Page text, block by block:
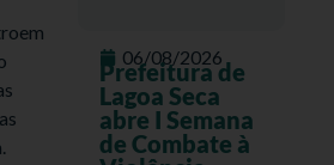
06/08/2026
Prefeitura de
Lagoa Seca
abre I Semana
de Combate à